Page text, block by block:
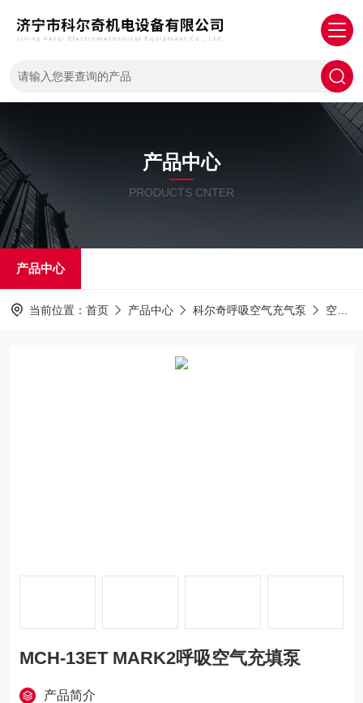
产品中心
PRODUCTS CNTER
产品中心
当前位置： 首页 产品中心 科尔奇呼吸空气充气泵 空气泵
MCH-13ET MARK2呼吸空气充填泵
产品简介